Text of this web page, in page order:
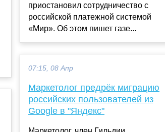
приостановил сотрудничество с
российской платежной системой
«Мир». Об этом пишет газе...
07:15, 08 Апр
Маркетолог предрёк миграцию
российских пользователей из
Google в "Яндекс"